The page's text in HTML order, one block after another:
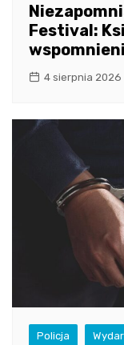
Festival:
4 sierpnia 2026
Policja